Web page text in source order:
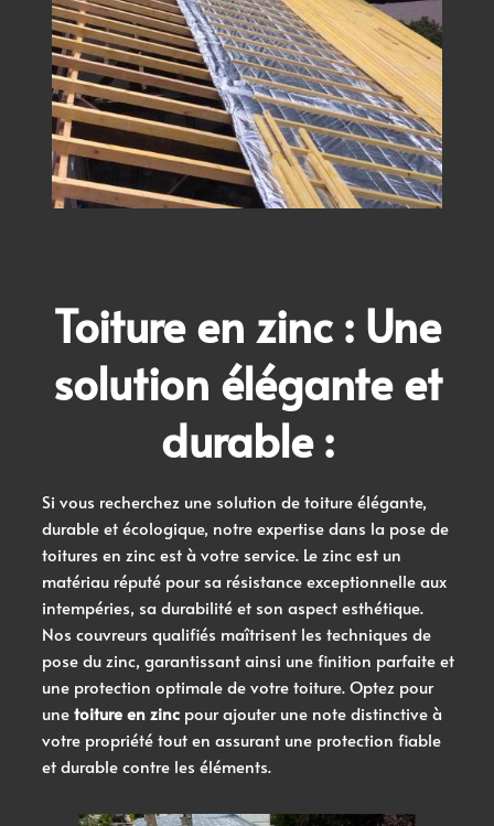
Toiture en zinc: Une
solution élégante et
durable :
Si vous recherchez une solution de toiture élégante,
durable et écologique, notre expertise dans la pose de
toitures en zinc est à votre service. Le zinc est un
matériau réputé pour sa résistance exceptionnelle aux
intempéries, sa durabilité et son aspect esthétique.
Nos couvreurs qualifiés maîtrisent les techniques de
pose du zinc, garantissant ainsi une finition parfaite et
une protection optimale de votre toiture. Optez pour
une toiture en zinc pour ajouter une note distinctive à
votre propriété tout en assurant une protection fiable
et durable contre les éléments.